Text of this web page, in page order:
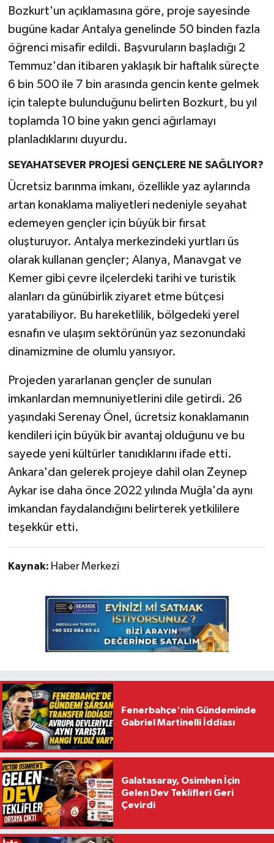
Bozkurt'un açıklamasına göre, proje sayesinde
bugüne kadar Antalya genelinde 50 binden fazla
öğrenci misafir edildi. Başvuruların başladığı 2
Temmuz'dan itibaren yaklaşık bir haftalık süreçte
6 bin 500 ile 7 bin arasında gencin kente gelmek
için talepte bulunduğunu belirten Bozkurt, bu yıl
toplamda 10 bine yakın genci ağırlamayı
planladıklarını duyurdu.
SEYAHATSEVER PROJESİ GENÇLERE NE SAĞLIYOR?
Ücretsiz barınma imkanı, özellikle yaz aylarında
artan konaklama maliyetleri nedeniyle seyahat
edemeyen gençler için büyük bir fırsat
oluşturuyor. Antalya merkezindeki yurtları üs
olarak kullanan gençler; Alanya, Manavgat ve
Kemer gibi çevre ilçelerdeki tarihi ve turistik
alanları da günübirlik ziyaret etme bütçesi
yaratabiliyor. Bu hareketlilik, bölgedeki yerel
esnafın ve ulaşım sektörünün yaz sezonundaki
dinamizmine de olumlu yansıyor.
Projeden yararlanan gençler de sunulan
imkanlardan memnuniyetlerini dile getirdi. 26
yaşındaki Serenay Önel, ücretsiz konaklamanın
kendileri için büyük bir avantaj olduğunu ve bu
sayede yeni kültürler tanıdıklarını ifade etti.
Ankara'dan gelerek projeye dahil olan Zeynep
Aykar ise daha önce 2022 yılında Muğla'da aynı
imkandan faydalandığını belirterek yetkililere
teşekkür etti.
Kaynak: Haber Merkezi
Fenerbahçe'nin Gündeminde
Gabriel Martinelli İddiası
Galatasaray, Osimhen İçin
Gelen Dev Teklifleri Geri
Çevirdi